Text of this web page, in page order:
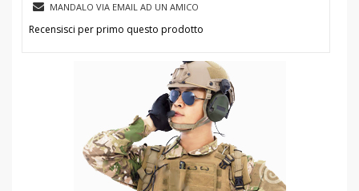
MANDALO VIA EMAIL AD UN AMICO
Recensisci per primo questo prodotto